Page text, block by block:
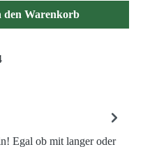
Wert
den Warenkorb
Egal ob mit langer oder